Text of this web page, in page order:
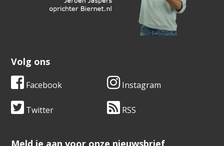
Volg ons
Facebook Instagram
Twitter RSS